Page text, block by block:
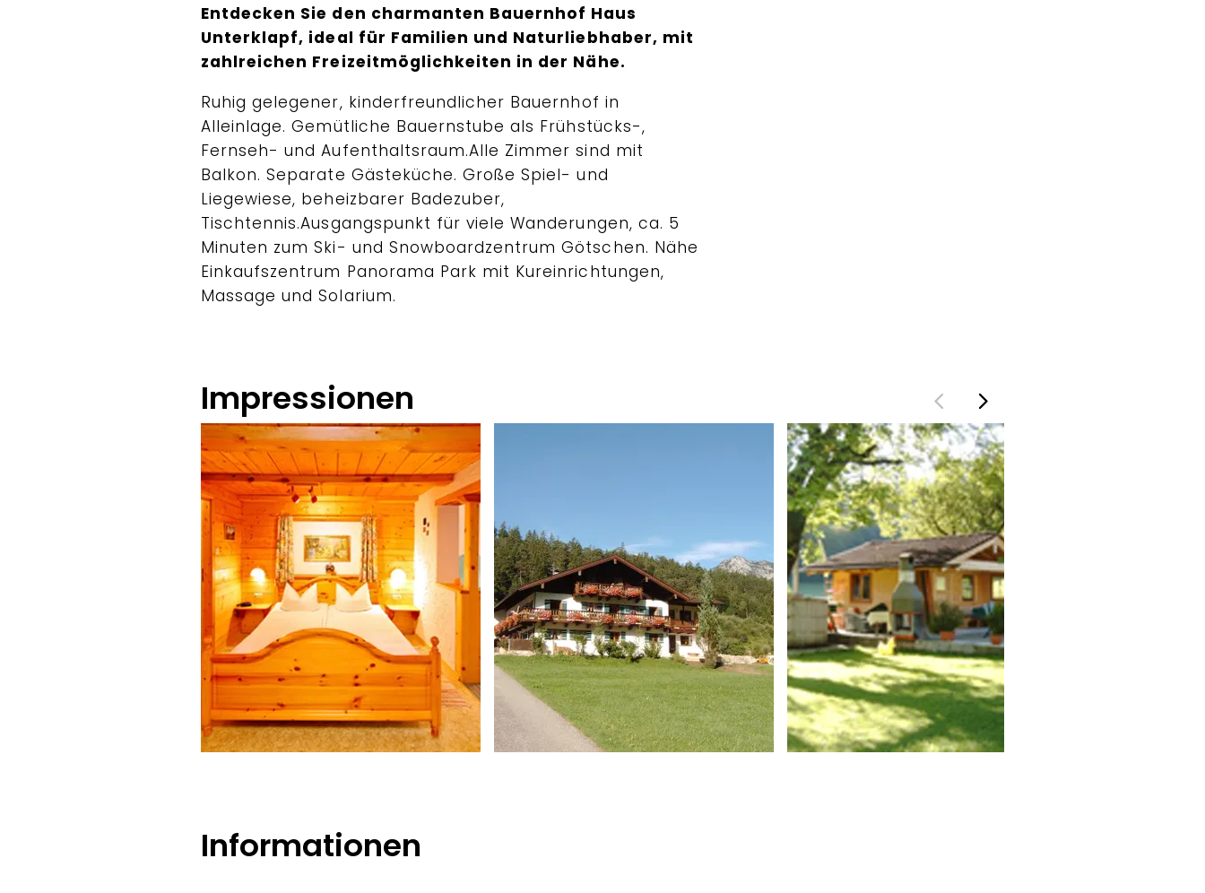
Entdecken Sie den charmanten Bauernhof Haus
Unterklapf, ideal für Familien und Naturliebhaber, mit
zahlreichen Freizeitmöglichkeiten in der Nähe.
Ruhig gelegener, kinderfreundlicher Bauernhof in
Alleinlage. Gemütliche Bauernstube als Frühstücks-,
Fernseh- und Aufenthaltsraum.Alle Zimmer sind mit
Balkon. Separate Gästeküche. Große Spiel- und
Liegewiese, beheizbarer Badezuber,
Tischtennis.Ausgangspunkt für viele Wanderungen, ca. 5
Minuten zum Ski- und Snowboardzentrum Götschen. Nähe
Einkaufszentrum Panorama Park mit Kureinrichtungen,
Massage und Solarium.
Impressionen
Informationen